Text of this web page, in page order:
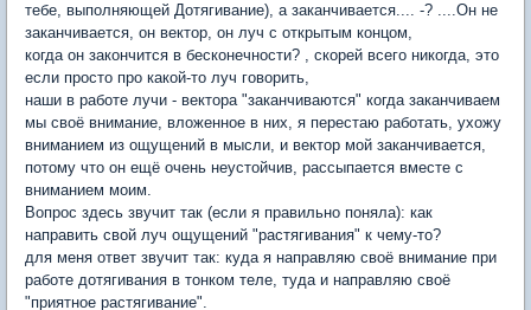
тебе, выполняющей Дотягивание), а заканчивается.... -? ....Он не
заканчивается, он вектор, он луч с открытым концом,
когда он закончится в бесконечности? , скорей всего никогда, это
если просто про какой-то луч говорить,
наши в работе лучи - вектора "заканчиваются" когда заканчиваем
мы своё внимание, вложенное в них, я перестаю работать, ухожу
вниманием из ощущений в мысли, и вектор мой заканчивается,
потому что он ещё очень неустойчив, рассыпается вместе с
вниманием моим.
Вопрос здесь звучит так (если я правильно поняла): как
направить свой луч ощущений "растягивания" к чему-то?
для меня ответ звучит так: куда я направляю своё внимание при
работе дотягивания в тонком теле, туда и направляю своё
"приятное растягивание".